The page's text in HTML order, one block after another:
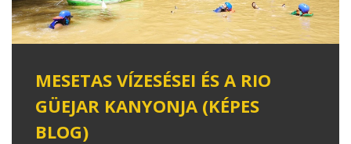
MESETAS VÍZESÉSEI ÉS A RIO
GÜEJAR KANYONJA (KÉPES
BLOG)